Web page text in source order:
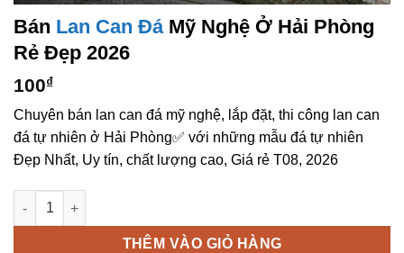
Bán Lan Can ĐáMỹ Nghệ Ở Hải Phòng
Rẻ Đẹp 2026
100₫
Chuyên bán lan can đá mỹ nghệ, lắp đặt, thi công lan can
đá tự nhiên ở Hải Phòng✅ với những mẫu đá tự nhiên
Đẹp Nhất, Uy tín, chất lượng cao, Giá rẻ T08, 2026
Bán lan can đá mỹ nghệ ở Hải Phòng rẻ đẹp số lượng
THÊM VÀO GIỎ HÀNG